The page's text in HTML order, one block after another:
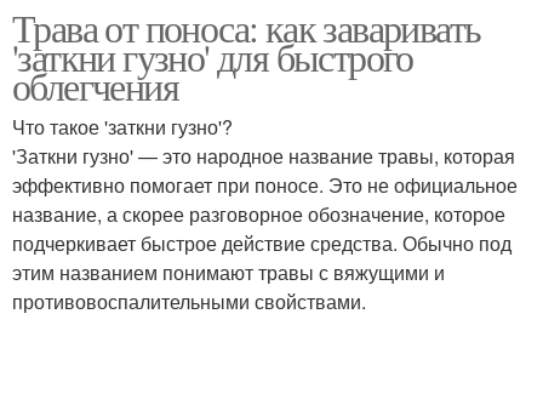
Трава от поноса: как заваривать
'заткни гузно' для быстрого
облегчения
Что такое 'заткни гузно'?
'Заткни гузно' — это народное название травы, которая
эффективно помогает при поносе. Это не официальное
название, а скорее разговорное обозначение, которое
подчеркивает быстрое действие средства. Обычно под
этим названием понимают травы с вяжущими и
противовоспалительными свойствами.